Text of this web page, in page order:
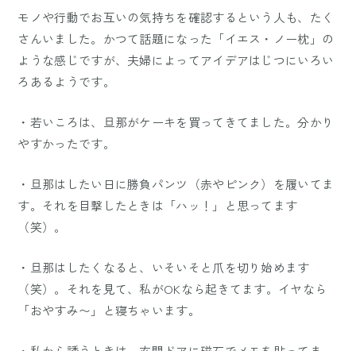
モノや行動でお互いの気持ちを確認するという人も、たく
さんいました。かつて話題になった「イエス・ノー枕」の
ような感じですが、夫婦によってアイデアはじつにいろい
ろあるようです。
・若いころは、旦那がケーキを買ってきてました。分かり
やすかったです。
・旦那はしたい日に勝負パンツ（赤やピンク）を履いてま
す。それを目撃したときは「ハッ！」と思ってます
（笑）。
・旦那はしたくなると、いそいそと爪を切り始めます
（笑）。それを見て、私がOKなら起きてます。イヤなら
「おやすみ〜」と寝ちゃいます。